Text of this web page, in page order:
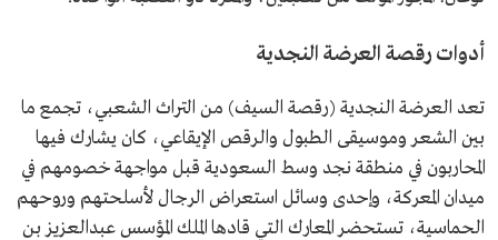
أدوات رقصة العرضة النجدية
تعد العرضة النجدية (رقصة السيف) من التراث الشعبي، تجمع ما
بين الشعر وموسيقى الطبول والرقص الإيقاعي، كان يشارك فيها
المحاربون في منطقة نجد وسط السعودية قبل مواجهة خصومهم في
ميدان المعركة، وإحدى وسائل استعراض الرجال لأسلحتهم وروحهم
الحماسية، تستحضر المعارك التي قادها الملك المؤسس عبدالعزيز بن